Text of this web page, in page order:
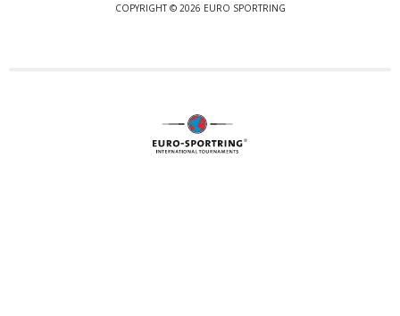
COPYRIGHT © 2026 EURO SPORTRING